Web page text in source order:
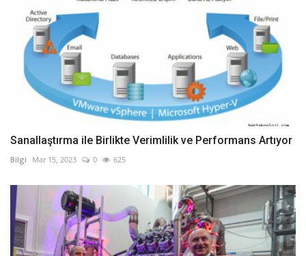
Sanallaştırma ile Birlikte Verimlilik ve Performans Artıyor
Bilgi Mar 15, 2023 0 625